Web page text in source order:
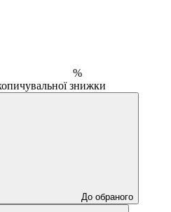
%
знижки
До обраного